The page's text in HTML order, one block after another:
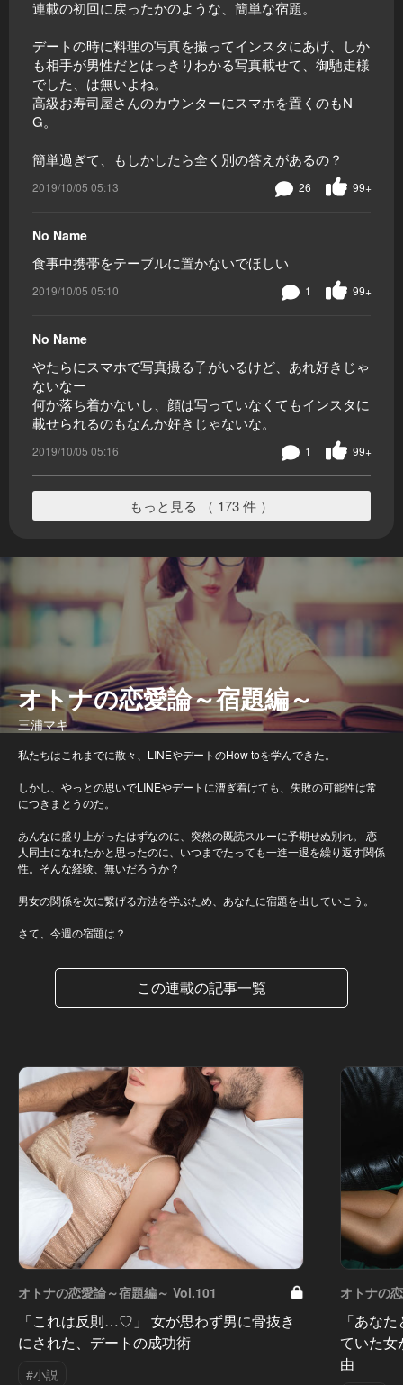
連載の初回に戻ったかのような、簡単な宿題。
デートの時に料理の写真を撮ってインスタにあげ、しか
も相手が男性だとはっきりわかる写真載せて、御馳走様
でした、は無いよね。
高級お寿司屋さんのカウンターにスマホを置くのもN
G。
簡単過ぎて、もしかしたら全く別の答えがあるの？
2019/10/05 05:13 99+
26
No Name
食事中携帯をテーブルに置かないでほしい
2019/10/05 05:10 99+
1
No Name
やたらにスマホで写真撮る子がいるけど、あれ好きじゃ
ないなー
何か落ち着かないし、顔は写っていなくてもインスタに
載せられるのもなんか好きじゃないな。
2019/10/05 05:16 99+
1
もっと見る （ 173 件 ）
オトナの恋愛論～宿題編～
三浦マキ
私たちはこれまでに散々、LINEやデートのHow toを学んできた。
しかし、やっとの思いでLINEやデートに漕ぎ着けても、失敗の可能性は常
につきまとうのだ。
あんなに盛り上がったはずなのに、突然の既読スルーに予期せぬ別れ。 恋
人同士になれたかと思ったのに、いつまでたっても一進一退を繰り返す関係
性。そんな経験、無いだろうか？
男女の関係を次に繋げる方法を学ぶため、あなたに宿題を出していこう。
さて、今週の宿題は？
この連載の記事一覧
オトナの恋愛論～宿題編～ Vol.101
「これは反則…♡」 女が思わず男に骨抜き
にされた、デートの成功術
#小説
オトナの
「あな
ていた
由